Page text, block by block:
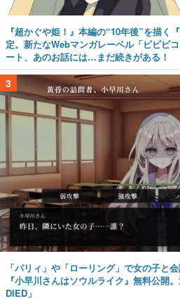
『超かぐや姫！』本編の“10年後”を描く
定。新たなWebマンガレーベル「ビビビ
ート、あのお話には…まだ続きがある！
3
「パリィ」や「ローリング」で女の子と
『小早川さんはソウルライク』無料公開
DIED」